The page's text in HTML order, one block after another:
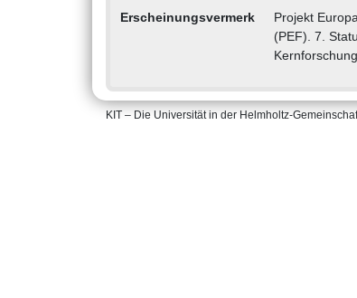
Erscheinungsvermerk
Projekt
(PEF). 7.
KIT – Die Universität in der Helmholtz-